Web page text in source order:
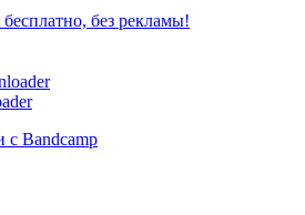
без рекламы!
с Bandcamp